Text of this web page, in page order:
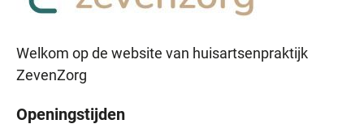
Welkom op de website van huisartsenpraktijk
ZevenZorg
Openingstijden